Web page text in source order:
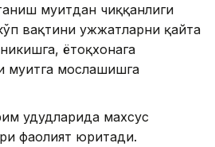
муҳитдан чиққанлиги
вақтини ҳужжатларни қайта
ётоқхонага
мослашишга
ҳудудларида махсус
фаолият юритади.